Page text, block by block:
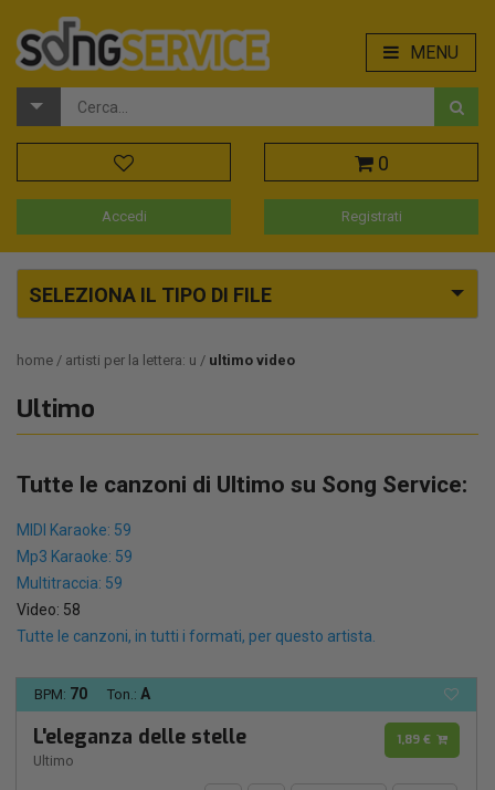
MENU
0
Accedi Registrati
SELEZIONA IL TIPO DI FILE
home artisti per la lettera: u ultimo video
Ultimo
Tutte le canzoni di Ultimo su Song Service:
MIDI Karaoke: 59
Mp3 Karaoke: 59
Multitraccia: 59
Video: 58
Tutte le canzoni, in tutti i formati, per questo artista.
BPM: 70 Ton.: A
L'eleganza delle stelle
Ultimo
1,89 €